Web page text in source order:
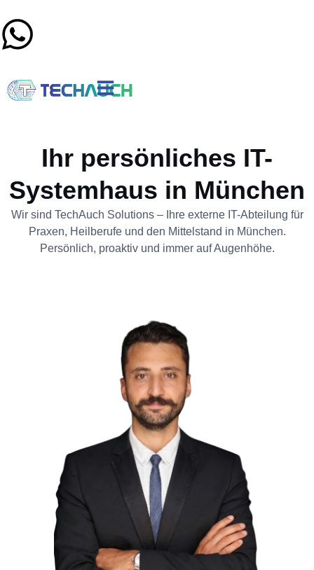
Ihr persönliches IT-
Systemhaus in München
Wir sind TechAuch Solutions – Ihre externe IT-Abteilung für
Praxen, Heilberufe und den Mittelstand in München.
Persönlich, proaktiv und immer auf Augenhöhe.